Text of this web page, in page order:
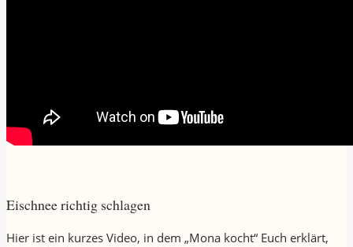
Eischnee richtig schlagen
Hier ist ein kurzes Video, in dem „Mona kocht“ Euch erklärt,